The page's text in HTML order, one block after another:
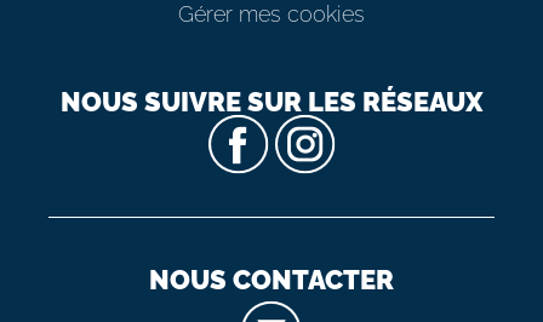
Gérer mes cookies
NOUS SUIVRE SUR LES RÉSEAUX
NOUS CONTACTER